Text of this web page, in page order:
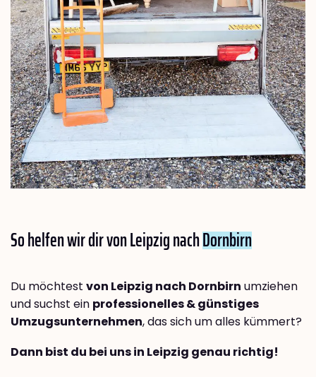
So helfen wir dir von Leipzig nachDornbirn
Du möchtest von Leipzig nach Dornbirn umziehen
und suchst ein professionelles & günstiges
Umzugsunternehmen, das sich um alles kümmert?
Dann bist du bei uns in Leipzig genau richtig!